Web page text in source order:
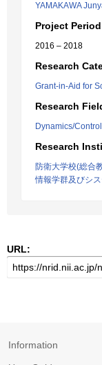
YAMAKAWA
Project
2016 – 2018
Research
Grant-in-Aid for
Research
Dynamics/Control
Research
防衛大学校(総合
情報学群及びシ
URL:
Information